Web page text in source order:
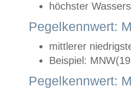
höchster
Pegelkennwert:
mittlerer
Beispiel:
Pegelkennwert: